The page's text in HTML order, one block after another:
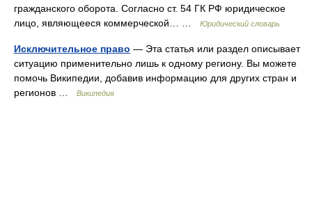
гражданского оборота. Согласно ст. 54 ГК РФ юридическое
лицо, являющееся коммерческой… …
Юридический словарь
Исключительное право — Эта статья или раздел описывает
ситуацию применительно лишь к одному региону. Вы можете
помочь Википедии, добавив информацию для других стран и
регионов …
Википедия